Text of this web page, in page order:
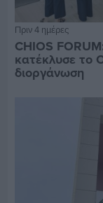
Πριν 4 ημέρες
CHIOS
κατέκλυσε το
διοργάνωση